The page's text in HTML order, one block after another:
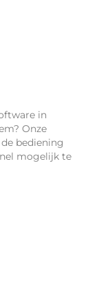
in
Onze
bediening
mogelijk te